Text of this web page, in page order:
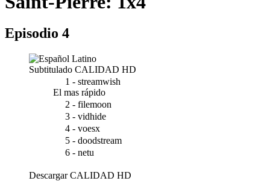
Episodio 4
Subtitulado CALIDAD HD
1 - streamwish
El mas rápido
2 - filemoon
3 - vidhide
4 - voesx
5 - doodstream
6 - netu
DescargarCALIDAD HD